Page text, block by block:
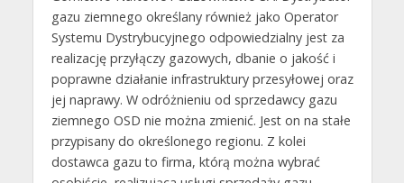
gazu ziemnego określany również jako Operator
Systemu Dystrybucyjnego odpowiedzialny jest za
realizację przyłączy gazowych, dbanie o jakość i
poprawne działanie infrastruktury przesyłowej oraz
jej naprawy. W odróżnieniu od sprzedawcy gazu
ziemnego OSD nie można zmienić. Jest on na stałe
przypisany do określonego regionu. Z kolei
dostawca gazu to firma, którą można wybrać